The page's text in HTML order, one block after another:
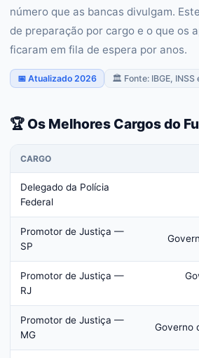
número que as bancas divulgam.
de preparação por cargo e o que os
ficaram em fila de espera por anos.
📅 Atualizado 2026 🏛️ Fonte: IBGE,
🏆 Os Melhores Cargos do
CARGO
Delegado da Polícia
Federal
Promotor de Justiça —
SP
Promotor de Justiça —
RJ
Promotor de Justiça —
MG
Governo